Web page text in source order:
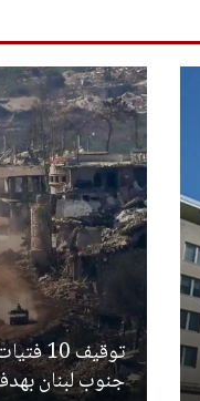
توقيف
جنوب لبنان